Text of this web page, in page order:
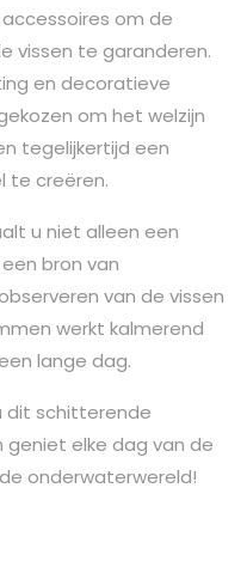
om de
vissen te garanderen.
en decoratieve
om het welzijn
tegelijkertijd een
te creëren.
u niet alleen een
bron van
van de vissen
werkt kalmerend
lange dag.
dit schitterende
geniet elke dag van de
onderwaterwereld!